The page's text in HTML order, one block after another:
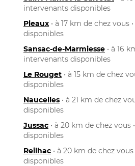
intervenants disponibles
Pleaux • à 17 km de chez vous
disponibles
Sansac-de-Marmiesse • à 16
intervenants disponibles
Le Rouget • à 15 km de chez
disponibles
Naucelles • à 21 km de chez
disponibles
Jussac • à 20 km de chez vous
disponibles
Reilhac • à 20 km de chez
disponibles